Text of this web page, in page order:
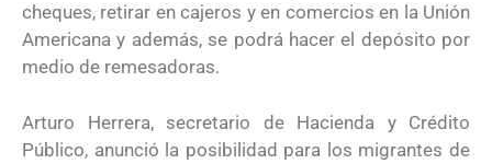
cheques, retirar en cajeros y en comercios en la Unión
Americana y además, se podrá hacer el depósito por
medio de remesadoras.
Arturo Herrera, secretario de Hacienda y Crédito
Público, anunció la posibilidad para los migrantes de